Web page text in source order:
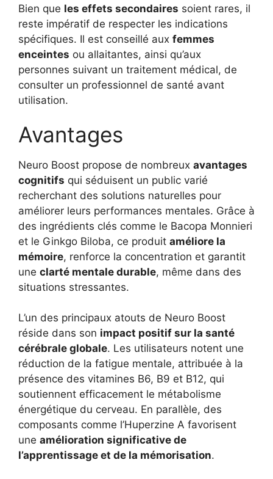
Bien que les effets secondaires soient rares, il
reste impératif de respecter les indications
spécifiques. Il est conseillé aux femmes
enceintes ou allaitantes, ainsi qu’aux
personnes suivant un traitement médical, de
consulter un professionnel de santé avant
utilisation.
Avantages
Neuro Boost propose de nombreux avantages
cognitifs qui séduisent un public varié
recherchant des solutions naturelles pour
améliorer leurs performances mentales. Grâce à
des ingrédients clés comme le Bacopa Monnieri
et le Ginkgo Biloba, ce produit améliore la
mémoire, renforce la concentration et garantit
une clarté mentale durable, même dans des
situations stressantes.
L’un des principaux atouts de Neuro Boost
réside dans son impact positif sur la santé
cérébrale globale. Les utilisateurs notent une
réduction de la fatigue mentale, attribuée à la
présence des vitamines B6, B9 et B12, qui
soutiennent efficacement le métabolisme
énergétique du cerveau. En parallèle, des
composants comme l’Huperzine A favorisent
une amélioration significative de
l’apprentissage et de la mémorisation.